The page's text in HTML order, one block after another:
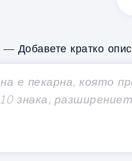
— Добавете кратко